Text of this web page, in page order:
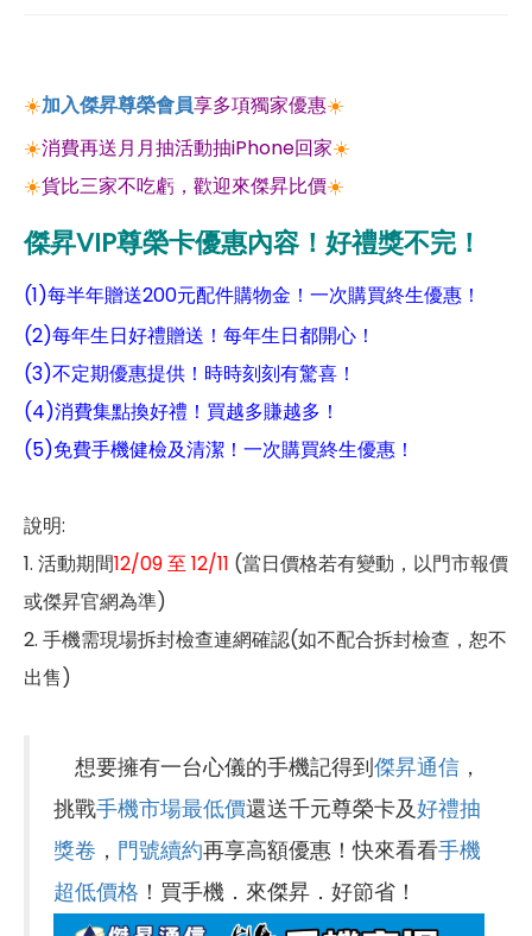
☀️加入傑昇尊榮會員享多項獨家優惠☀️
☀️消費再送月月抽活動抽iPhone回家☀️
☀️貨比三家不吃虧，歡迎來傑昇比價☀️
傑昇VIP尊榮卡優惠內容！好禮獎不完！
(1)每半年贈送200元配件購物金！一次購買終生優惠！
(2)每年生日好禮贈送！每年生日都開心！
(3)不定期優惠提供！時時刻刻有驚喜！
(4)消費集點換好禮！買越多賺越多！
(5)免費手機健檢及清潔！一次購買終生優惠！
說明:
1. 活動期間12/09 至 12/11 (當日價格若有變動，以門市報價
或傑昇官網為準)
2. 手機需現場拆封檢查連網確認(如不配合拆封檢查，恕不
出售)
想要擁有一台心儀的手機記得到傑昇通信 ，
挑戰手機市場最低價還送千元尊榮卡及好禮抽
獎卷 ， 門號續約再享高額優惠！快來看看手機
超低價格 ！買手機．來傑昇．好節省！